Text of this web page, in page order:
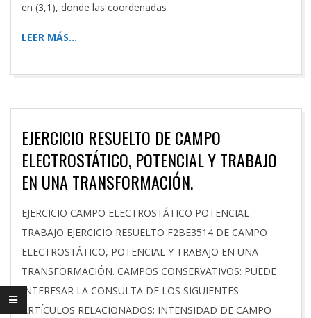
en (3,1), donde las coordenadas
LEER MÁS…
EJERCICIO RESUELTO DE CAMPO
ELECTROSTÁTICO, POTENCIAL Y TRABAJO
EN UNA TRANSFORMACIÓN.
2026-
02-
15
EJERCICIO CAMPO ELECTROSTÁTICO POTENCIAL
TRABAJO EJERCICIO RESUELTO F2BE3514 DE CAMPO
ELECTROSTÁTICO, POTENCIAL Y TRABAJO EN UNA
TRANSFORMACIÓN. CAMPOS CONSERVATIVOS: PUEDE
INTERESAR LA CONSULTA DE LOS SIGUIENTES
ARTÍCULOS RELACIONADOS: INTENSIDAD DE CAMPO